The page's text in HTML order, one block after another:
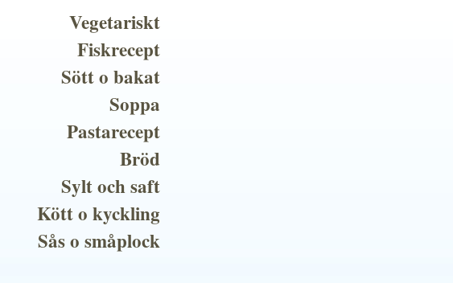
Vegetariskt
Fiskrecept
Sött o bakat
Soppa
Pastarecept
Bröd
Sylt och saft
Kött o kyckling
Sås o småplock